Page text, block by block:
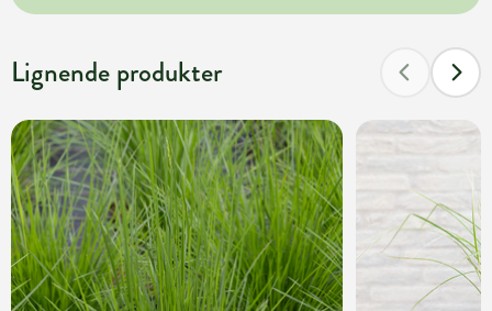
Lignende produkter